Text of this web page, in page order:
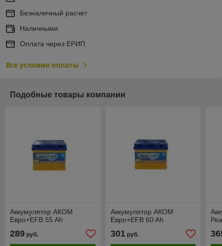
Безналичный расчет
Наличными
Оплата через ЕРИП
Все условия оплаты
Подобные товары компании
Аккумулятор АКОМ
Евро+EFB 55 Ah
289 руб.
Аккумулятор АКОМ
Евро+EFB 60 Ah
301руб.